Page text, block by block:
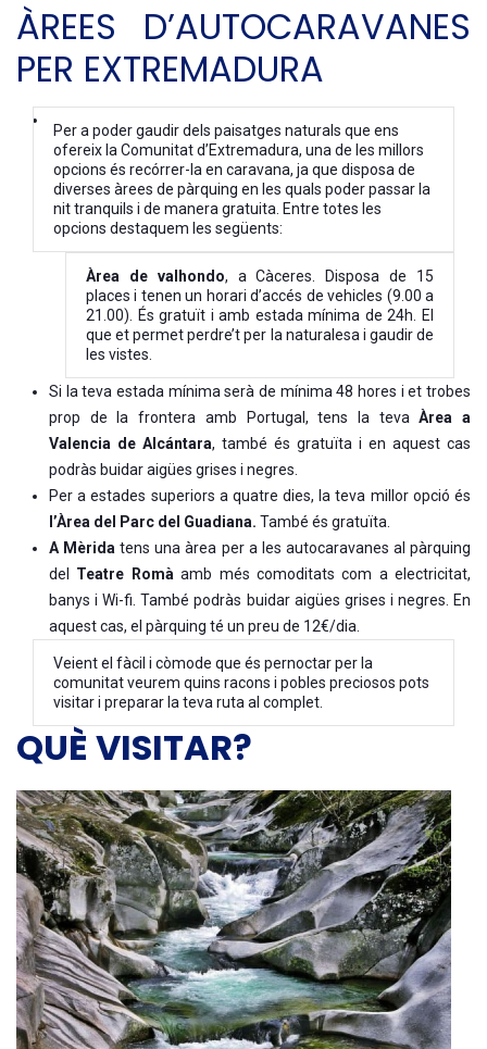
ÀREES D’AUTOCARAVANES
PER EXTREMADURA
Per a poder gaudir dels paisatges naturals que ens
ofereix la Comunitat d’Extremadura, una de les millors
opcions és recórrer-la en caravana, ja que disposa de
diverses àrees de pàrquing en les quals poder passar la
nit tranquils i de manera gratuita. Entre totes les
opcions destaquem les següents:
Àrea de valhondo, a Càceres. Disposa de 15
places i tenen un horari d’accés de vehicles (9.00 a
21.00). És gratuït i amb estada mínima de 24h. El
que et permet perdre’t per la naturalesa i gaudir de
les vistes.
Si la teva estada mínima serà de mínima 48 hores i et trobes
prop de la frontera amb Portugal, tens la tevaÀrea a
Valencia de Alcántara, també és gratuïta i en aquest cas
podràs buidar aigües grises i negres.
Per a estades superiors a quatre dies, la teva millor opció és
l’Àrea del Parc del Guadiana. També és gratuïta.
A Mèrida tens una àrea per a les autocaravanes al pàrquing
del Teatre Romà amb més comoditats com a electricitat,
banys i Wi-fi. També podràs buidar aigües grises i negres. En
aquest cas, el pàrquing té un preu de 12€/dia.
Veient el fàcil i còmode que és pernoctar per la
comunitat veurem quins racons i pobles preciosos pots
visitar i preparar la teva ruta al complet.
QUÈ VISITAR?